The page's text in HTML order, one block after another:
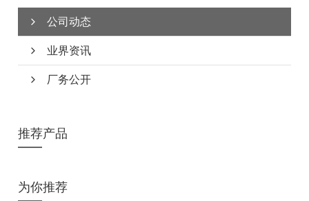
公司动态
业界资讯
厂务公开
推荐产品
为你推荐